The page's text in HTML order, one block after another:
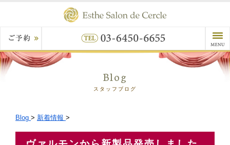
Blog
スタッフブログ
Blog > 新着情報 >